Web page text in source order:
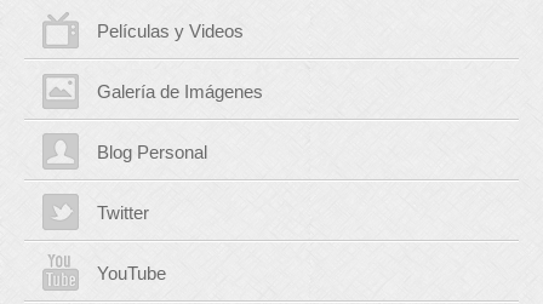
Películas y Videos
Galería de Imágenes
Blog Personal
Twitter
YouTube